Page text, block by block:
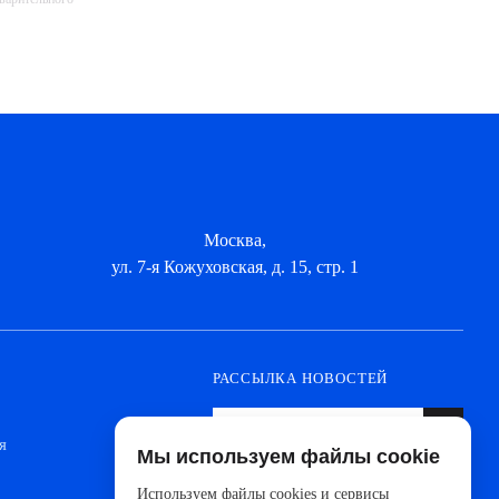
Москва,
ул. 7-я Кожуховская, д. 15, стр. 1
РАССЫЛКА НОВОСТЕЙ
новинок от ведущих производителей и
Мы используем файлы cookie
Используем файлы cookies и сервисы